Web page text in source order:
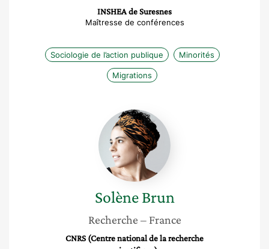
INSHEA de Suresnes
Maîtresse de conférences
Sociologie de l’action publique Minorités
Migrations
Solène
Brun
Solène Brun
Recherche – France
CNRS (Centre national de la recherche